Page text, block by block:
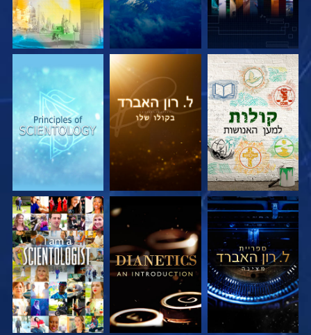
בדוק את הסדרה בדוק את הסדרה בדוק את הסדרה
בדוק את הסדרה בדוק את הסדרה צפה